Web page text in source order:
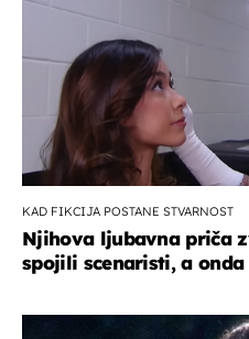
KAD FIKCIJA POSTANE STVARNOST
Njihova ljubavna priča
spojili scenaristi, a